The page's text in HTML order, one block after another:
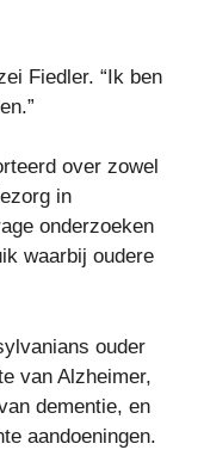
Fiedler. “Ik ben
over zowel
in
onderzoeken
waarbij oudere
ouder
van Alzheimer,
dementie, en
aandoeningen.